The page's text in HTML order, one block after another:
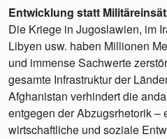
Entwicklung statt
Die Kriege in Jugoslawien, im
Libyen usw. haben Millionen
und immense Sachwerte
gesamte Infrastruktur der
Afghanistan verhindert die
entgegen der Abzugsrhetorik –
wirtschaftliche und soziale